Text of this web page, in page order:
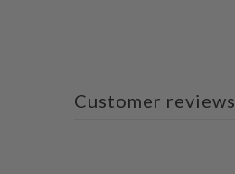
Customer reviews